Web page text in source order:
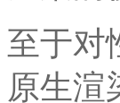
至于对
原生渲